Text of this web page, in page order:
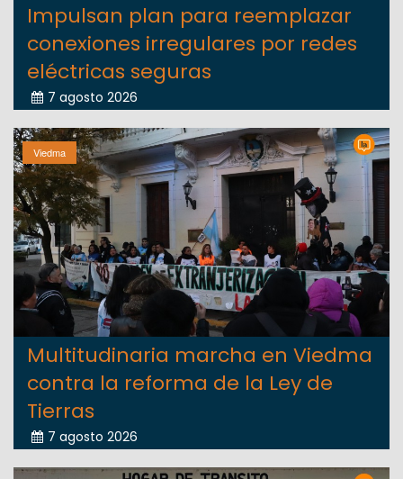
Impulsan plan para reemplazar
conexiones irregulares por redes
eléctricas seguras
7 agosto 2026
Viedma
Multitudinaria marcha en Viedma
contra la reforma de la Ley de
Tierras
7 agosto 2026